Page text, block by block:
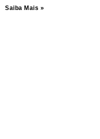
Saiba Mais »